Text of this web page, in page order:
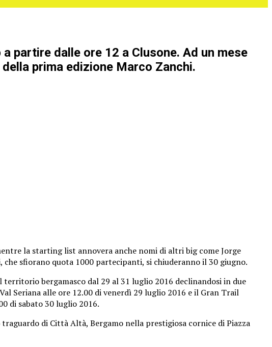
partire dalle ore 12 a Clusone. Ad un mese
prima edizione Marco Zanchi.
la starting list annovera anche nomi di altri big come Jorge
che sfiorano quota 1000 partecipanti, si chiuderanno il 30 giugno.
bergamasco dal 29 al 31 luglio 2016 declinandosi in due
Seriana alle ore 12.00 di venerdì 29 luglio 2016 e il Gran Trail
di sabato 30 luglio 2016.
di Città Altà, Bergamo nella prestigiosa cornice di Piazza